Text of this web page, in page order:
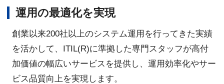
運用の最適化を実現
創業以来200社以上のシステム運用を行ってきた実績
を活かして、ITIL(R)に準拠した専門スタッフが高付
加価値の幅広いサービスを提供し、運用効率化やサー
ビス品質向上を実現します。